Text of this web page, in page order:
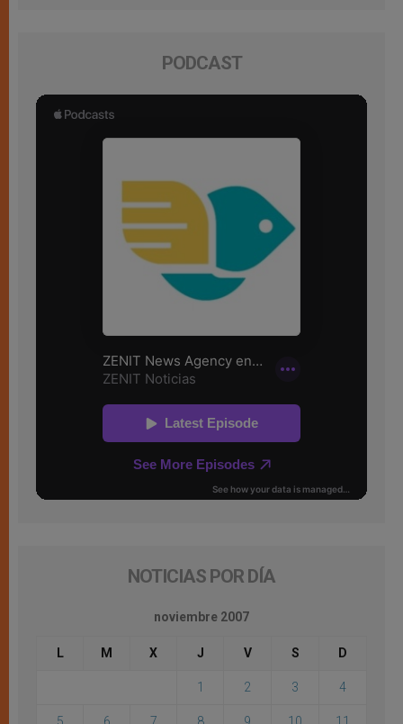
PODCAST
NOTICIAS POR DÍA
noviembre 2007
L M X J V S D
1 2 3 4